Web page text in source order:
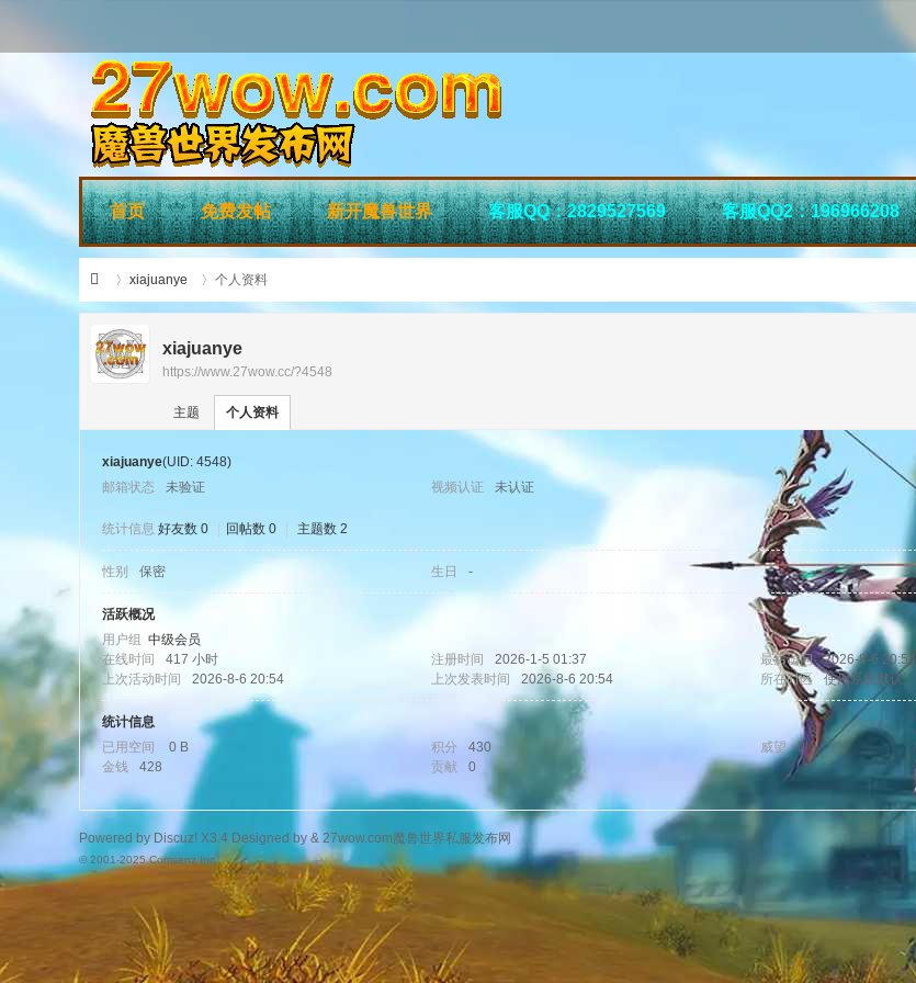
首页 免费发帖 新开魔兽世界 客服QQ：2829527569 客服QQ2：196966208
w.
›
xiajuanye
›
个人资料
xiajuanye
https://www.27wow.cc/?4548
主题 个人资料
xiajuanye(UID: 4548)
邮箱状态
未验证 视频认证 未认证
统计信息 好友数 0 回帖数 0 主题数 2
性别 保密 生日 -
活跃概况
用户组 中级会员
在线时间
417 小时 注册时间 2026-1-5 01:37 最后访问
2026-8-6 20:54
上次活动时间
2026-8-6 20:54 上次发表时间 2026-8-6 20:54 所在时区 使用系统默认
统计信息
已用空间
0 B 积分 430 威望
0
金钱
428 贡献 0
Powered by Discuz! X3.4Designed by & 27wow.com魔兽世界私服发布网
© 2001-2025Comsenz Inc.